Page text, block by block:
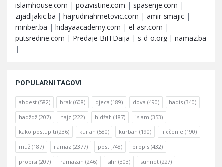
islamhouse.com | pozivistine.com | spasenje.com |
zijadljakic.ba | hajrudinahmetovic.com | amir-smajic |
minber.ba | hidayaacademy.com | el-asr.com |
putsredine.com | Predaje BiH Daija | s-d-o.org | namaz.ba
|
POPULARNI TAGOVI
abdest (582) brak (608) djeca (189) dova (490) hadis (340)
hadždž (207) hajz (222) hidžab (187) islam (353)
kako postupiti (236) kur'an (580) kurban (190) liječenje (190)
muž (187) namaz (2377) post (748) propis (432)
propisi (207) ramazan (246) sihr (303) sunnet (227)